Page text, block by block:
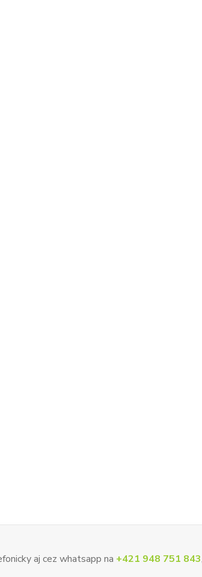
aj cez whatsapp na +421 948 751 843